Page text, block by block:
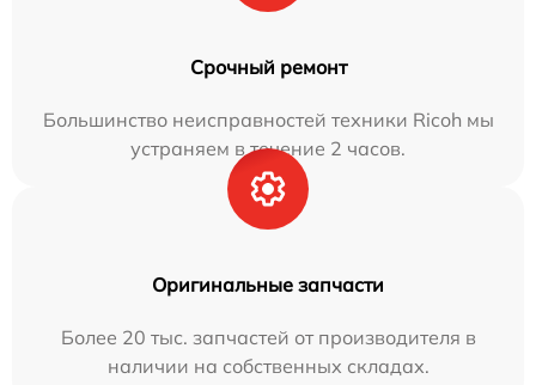
Срочный ремонт
Большинство неисправностей техники Ricoh мы
устраняем в течение 2 часов.
Оригинальные запчасти
Более 20 тыс. запчастей от производителя в
наличии на собственных складах.